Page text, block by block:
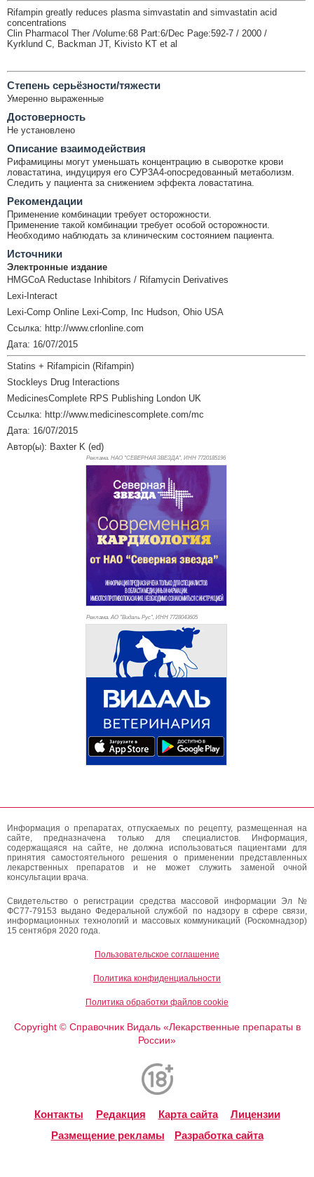
Rifampin greatly reduces plasma simvastatin and simvastatin acid
concentrations
Clin Pharmacol Ther /Volume:68 Part:6/Dec Page:592-7 / 2000 /
Kyrklund C, Backman JT, Kivisto KT et al
Cтепень серьёзности/тяжести
Умеренно выраженные
Достоверность
Не установлено
Описание взаимодействия
Рифамицины могут уменьшать концентрацию в сыворотке крови
ловастатина, индуцируя его СУР3А4-опосредованный метаболизм.
Следить у пациента за снижением эффекта ловастатина.
Рекомендации
Применение комбинации требует осторожности.
Применение такой комбинации требует особой осторожности.
Необходимо наблюдать за клиническим состоянием пациента.
Источники
Электронные издание
HMGCoA Reductase Inhibitors / Rifamycin Derivatives
Lexi-Interact
Lexi-Comp Online Lexi-Comp, Inc Hudson, Ohio USA
Ссылка: http://www.crlonline.com
Дата: 16/07/2015
Statins + Rifampicin (Rifampin)
Stockleys Drug Interactions
MedicinesComplete RPS Publishing London UK
Ссылка: http://www.medicinescomplete.com/mc
Дата: 16/07/2015
Автор(ы): Baxter K (ed)
Реклама. НАО "СЕВЕРНАЯ ЗВЕЗДА", ИНН 7720185196
Реклама. АО "Видаль Рус", ИНН 7728043605
Информация о препаратах, отпускаемых по рецепту, размещенная на
сайте, предназначена только для специалистов. Информация,
содержащаяся на сайте, не должна использоваться пациентами для
принятия самостоятельного решения о применении представленных
лекарственных препаратов и не может служить заменой очной
консультации врача.
Свидетельство о регистрации средства массовой информации Эл №
ФС77-79153 выдано Федеральной службой по надзору в сфере связи,
информационных технологий и массовых коммуникаций (Роскомнадзор)
15 сентября 2020 года.
Пользовательское соглашение
Политика конфиденциальности
Политика обработки файлов cookie
Copyright ©Справочник Видаль «Лекарственные препараты в
России»
Контакты Редакция Карта сайта
Лицензии
Размещение рекламы
Разработка сайта